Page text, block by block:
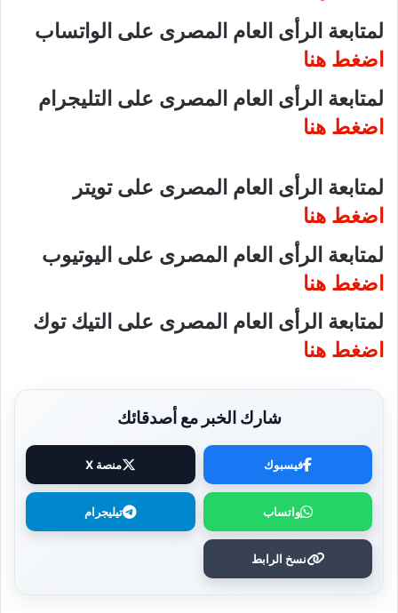
لمتابعة الرأى العام المصرى على الواتساب
اضغط هنا
لمتابعة الرأى العام المصرى على التليجرام
اضغط هنا
لمتابعة الرأى العام المصرى على تويتر
اضغط هنا
لمتابعة الرأى العام المصرى على اليوتيوب
اضغط هنا
لمتابعة الرأى العام المصرى على التيك توك
اضغط هنا
شارك الخبر مع أصدقائك
فيسبوك منصة X
واتساب تيليجرام
نسخ الرابط